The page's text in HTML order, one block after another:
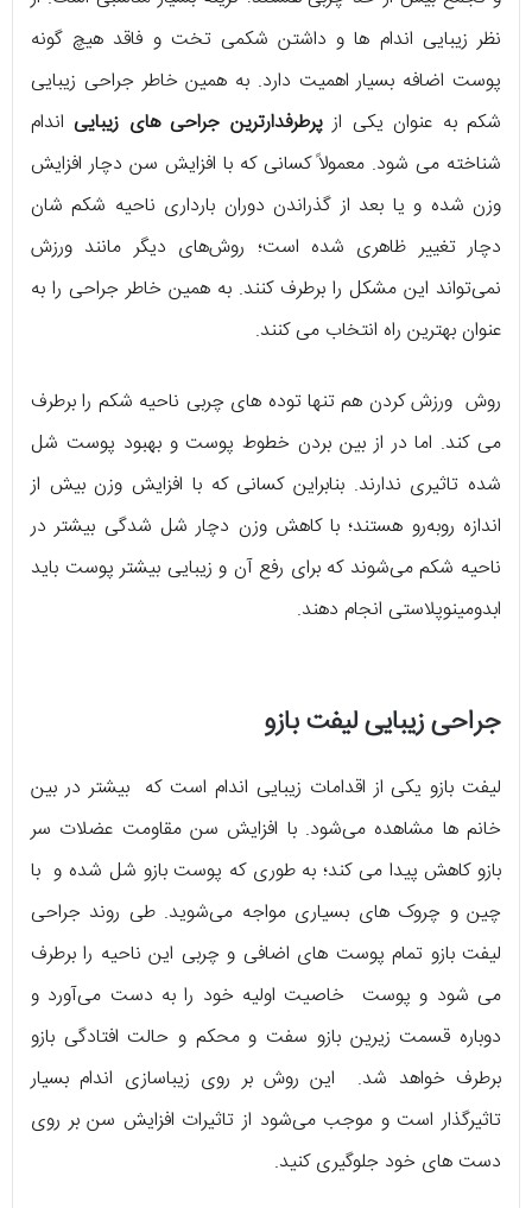
نظر زیبایی اندام ها و داشتن شکمی تخت و فاقد هیچ گونه
پوست اضافه بسیار اهمیت دارد. به همین خاطر جراحی زیبایی
شکم به عنوان یکی ازپرطرفدارترین جراحی های زیباییاندام
شناخته می شود. معمولاً کسانی که با افزایش سن دچار افزایش
وزن شده و یا بعد از گذراندن دوران بارداری ناحیه شکم شان
دچار تغییر ظاهری شده است؛ روش‌های دیگر مانند ورزش
نمی‌تواند این مشکل را برطرف کنند. به همین خاطر جراحی را به
عنوان بهترین راه انتخاب می کنند.
روش ورزش کردن هم تنها توده های چربی ناحیه شکم را برطرف
می کند. اما در از بین بردن خطوط پوست و بهبود پوست شل
شده تاثیری ندارند. بنابراین کسانی که با افزایش وزن بیش از
اندازه روبه‌رو هستند؛ با کاهش وزن دچار شل شدگی بیشتر در
ناحیه شکم می‌شوند که برای رفع آن و زیبایی بیشتر پوست باید
ابدومینوپلاستی انجام دهند.
جراحی زیبایی لیفت بازو
لیفت بازو یکی از اقدامات زیبایی اندام است که بیشتر در بین
خانم ها مشاهده می‌شود. با افزایش سن مقاومت عضلات سر
بازو کاهش پیدا می کند؛ به طوری که پوست بازو شل شده و با
چین و چروک های بسیاری مواجه می‌شوید. طی روند جراحی
لیفت بازو تمام پوست های اضافی و چربی این ناحیه را برطرف
می شود و پوست خاصیت اولیه خود را به دست می‌آورد و
دوباره قسمت زیرین بازو سفت و محکم و حالت افتادگی بازو
برطرف خواهد شد. این روش بر روی زیباسازی اندام بسیار
تاثیرگذار است و موجب می‌شود از تاثیرات افزایش سن بر روی
دست های خود جلوگیری کنید.